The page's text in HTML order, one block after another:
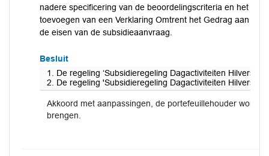
nadere specificering van de beoordelingscriteria en het
toevoegen van een Verklaring Omtrent het Gedrag aan
de eisen van de subsidieaanvraag.
Besluit
1. De regeling ‘Subsidieregeling Dagactiviteiten
2. De regeling 'Subsidieregeling Dagactiviteiten
Akkoord met aanpassingen, de portefeuillehouder wordt
brengen.